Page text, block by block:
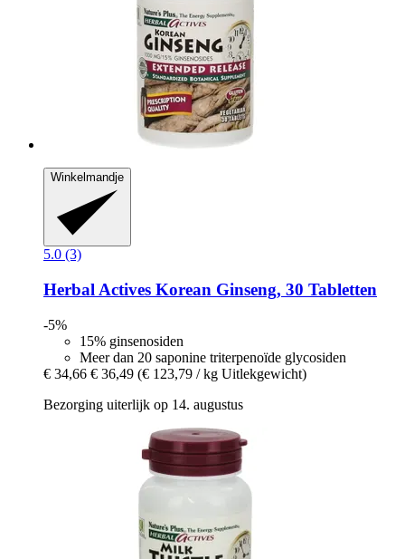
Winkelmandje
5.0 (3)
Herbal Actives Korean Ginseng, 30 Tabletten
-5%
15% ginsenosiden
Meer dan 20 saponine triterpenoïde glycosiden
€ 34,66 € 36,49 (€ 123,79 / kg Uitlekgewicht)
Bezorging uiterlijk op 14. augustus